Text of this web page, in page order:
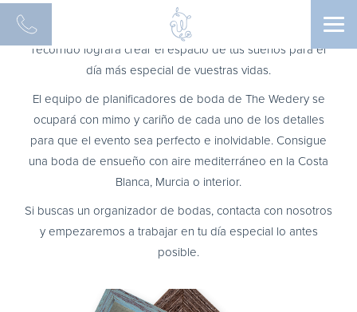
En The Wedery somos un organizador de bodas de estilo
mediterráneo. Nuestro equipo de profesionales con gran
recorrido logrará crear el espacio de tus sueños para el
día más especial de vuestras vidas.
El equipo de planificadores de boda de The Wedery se
ocupará con mimo y cariño de cada uno de los detalles
para que el evento sea perfecto e inolvidable. Consigue
una boda de ensueño con aire mediterráneo en la Costa
Blanca, Murcia o interior.
Si buscas un organizador de bodas, contacta con nosotros
y empezaremos a trabajar en tu día especial lo antes
posible.